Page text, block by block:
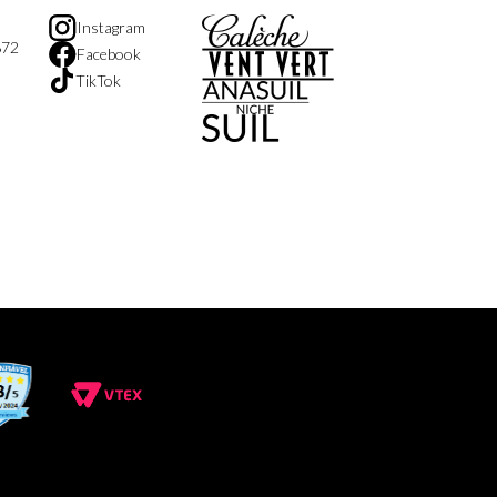
Instagram
Facebook
TikTok